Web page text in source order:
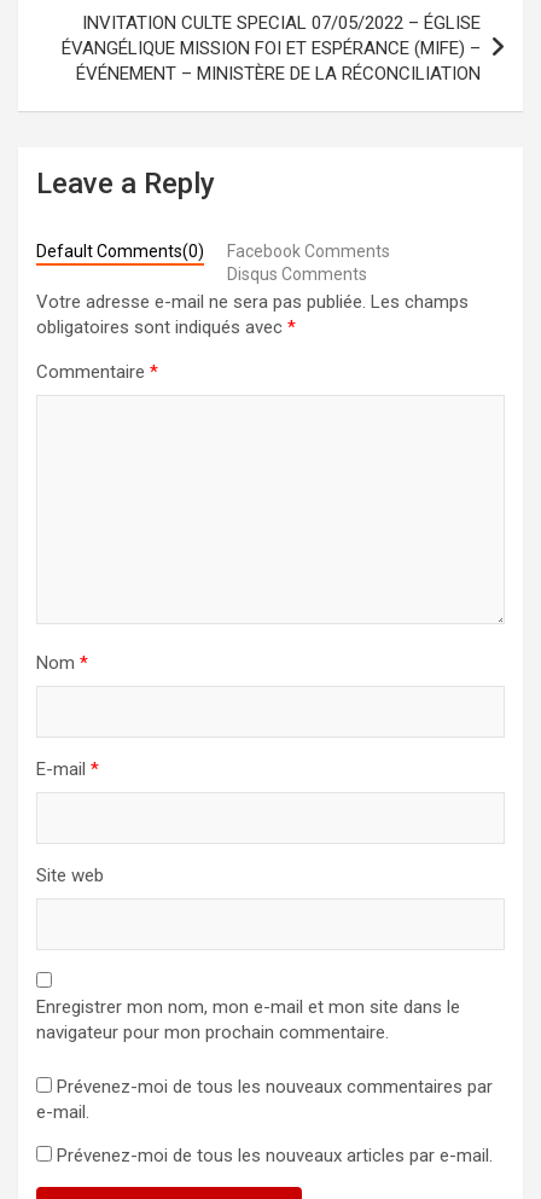
INVITATION CULTE SPECIAL 07/05/2022 – ÉGLISE
ÉVANGÉLIQUE MISSION FOI ET ESPÉRANCE (MIFE) –
ÉVÉNEMENT – MINISTÈRE DE LA RÉCONCILIATION
Leave a Reply
Default Comments(0)
Facebook Comments
Disqus Comments
Votre adresse e-mail ne sera pas publiée. Les champs
obligatoires sont indiqués avec *
Commentaire *
Nom *
E-mail *
Site web
Enregistrer mon nom, mon e-mail et mon site dans le
navigateur pour mon prochain commentaire.
Prévenez-moi de tous les nouveaux commentaires par
e-mail.
Prévenez-moi de tous les nouveaux articles par e-mail.